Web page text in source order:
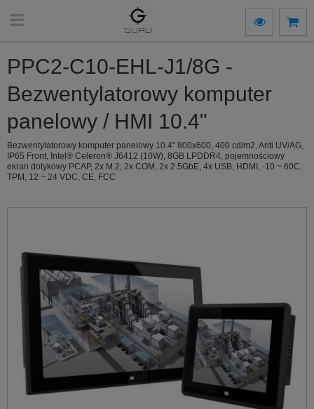
PPC2-C10-EHL-J1/8G -
Bezwentylatorowy komputer
panelowy / HMI 10.4"
Bezwentylatorowy komputer panelowy 10.4" 800x600, 400 cd/m2, Anti UV/AG,
IP65 Front, Intel® Celeron® J6412 (10W), 8GB LPDDR4, pojemnościowy
ekran dotykowy PCAP, 2x M.2, 2x COM, 2x 2.5GbE, 4x USB, HDMI, -10 ~ 60C,
TPM, 12 ~ 24 VDC, CE, FCC